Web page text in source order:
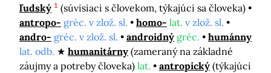
ľudský 1 (súvisiaci s človekom, týkajúci sa človeka)
antropo- gréc. v zlož. sl. homo- lat. v zlož. sl.
andro- gréc. v zlož. sl. androidný gréc.
humánny
lat. odb.
humanitárny (zameraný na základné
záujmy a potreby človeka) lat. antropický (týkajúci